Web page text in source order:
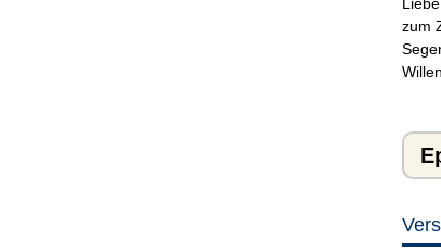
zum